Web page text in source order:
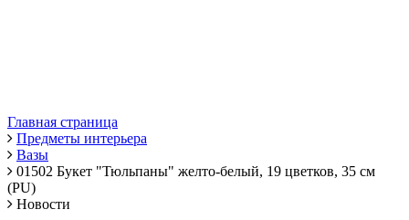
Главная страница
Предметы интерьера
Вазы
01502 Букет "Тюльпаны" желто-белый, 19 цветков, 35 см
(PU)
Новости